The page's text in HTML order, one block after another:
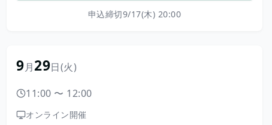
申込締切9/17(木) 20:00
9月29日(火)
11:00 〜 12:00
オンライン開催